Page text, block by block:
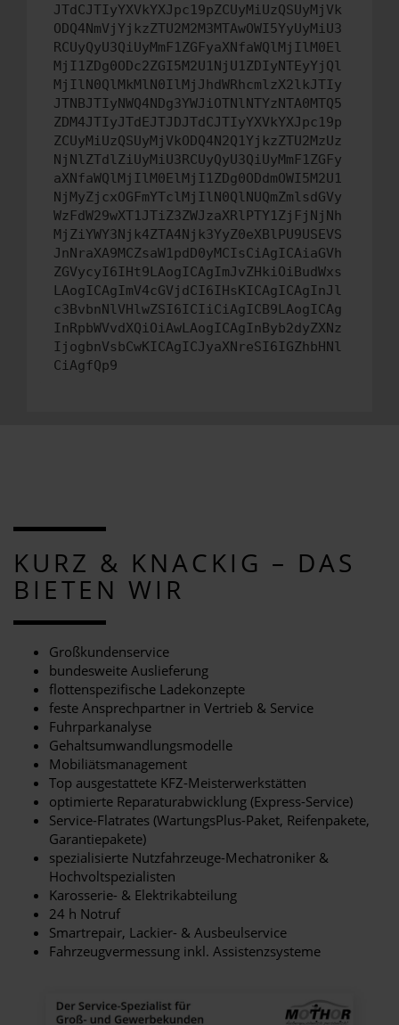
JTdCJTIyYXVkYXJpc19pZCUyMiUzQSUyMjVk
ODQ4NmVjYjkzZTU2M2M3MTAwOWI5YyUyMiU3
RCUyQyU3QiUyMmF1ZGFyaXNfaWQlMjIlM0El
MjI1ZDg0ODc2ZGI5M2U1NjU1ZDIyNTEyYjQl
MjIlN0QlMkMlN0IlMjJhdWRhcmlzX2lkJTIy
JTNBJTIyNWQ4NDg3YWJiOTNlNTYzNTA0MTQ5
ZDM4JTIyJTdEJTJDJTdCJTIyYXVkYXJpc19p
ZCUyMiUzQSUyMjVkODQ4N2Q1YjkzZTU2MzUz
NjNlZTdlZiUyMiU3RCUyQyU3QiUyMmF1ZGFy
aXNfaWQlMjIlM0ElMjI1ZDg0ODdmOWI5M2U1
NjMyZjcxOGFmYTclMjIlN0QlNUQmZmlsdGVy
WzFdW29wXT1JTiZ3ZWJzaXRlPTY1ZjFjNjNh
MjZiYWY3Njk4ZTA4Njk3YyZ0eXBlPU9USEVS
JnNraXA9MCZsaW1pdD0yMCIsCiAgICAiaGVh
ZGVycyI6IHt9LAogICAgImJvZHkiOiBudWxs
LAogICAgImV4cGVjdCI6IHsKICAgICAgInJl
c3BvbnNlVHlwZSI6ICIiCiAgICB9LAogICAg
InRpbWVvdXQiOiAwLAogICAgInByb2dyZXNz
IjogbnVsbCwKICAgICJyaXNreSI6IGZhbHNl
CiAgfQp9
KURZ & KNACKIG – DAS
BIETEN WIR
Großkundenservice
bundesweite Auslieferung
flottenspezifische Ladekonzepte
feste Ansprechpartner in Vertrieb & Service
Fuhrparkanalyse
Gehaltsumwandlungsmodelle
Mobiliätsmanagement
Top ausgestattete KFZ-Meisterwerkstätten
optimierte Reparaturabwicklung (Express-Service)
Service-Flatrates (WartungsPlus-Paket, Reifenpakete,
Garantiepakete)
spezialisierte Nutzfahrzeuge-Mechatroniker &
Hochvoltspezialisten
Karosserie- & Elektrikabteilung
24 h Notruf
Smartrepair, Lackier- & Ausbeulservice
Fahrzeugvermessung inkl. Assistenzsysteme